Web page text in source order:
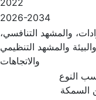
2022
2026-2034
والمشهد التنافسي،
والمشهد التنظيمي
والاتجاهات
النوع
السمكة